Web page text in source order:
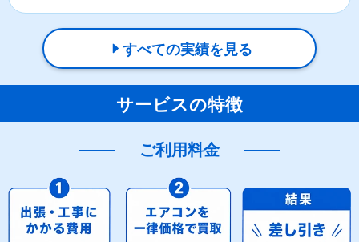
すべての実績を見る
サービスの特徴
ご利用料金